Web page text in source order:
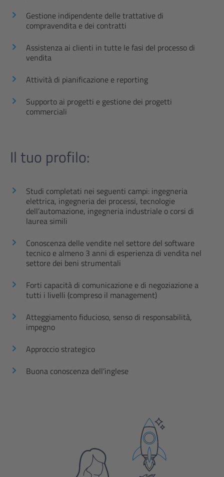
Gestione indipendente delle trattative di
compravendita e dei contratti
Assistenza ai clienti in tutte le fasi del processo di
vendita
Attività di pianificazione e reporting
Supporto ai progetti e gestione dei progetti
commerciali
Il tuo profilo:
Studi completati nei seguenti campi: ingegneria
elettrica, ingegneria dei processi, tecnologie
dell’automazione, ingegneria industriale o corsi di
laurea simili
Conoscenza delle vendite nel settore del software
tecnico e almeno 3 anni di esperienza di vendita nel
settore dei beni strumentali
Forti capacità di comunicazione e di negoziazione a
tutti i livelli (compreso il management)
Atteggiamento fiducioso, senso di responsabilità,
impegno
Approccio strategico
Buona conoscenza dell’inglese